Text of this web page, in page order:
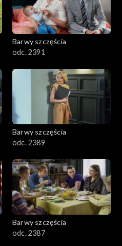
Barwy szczęścia
odc. 2391
Barwy szczęścia
odc. 2389
Barwy szczęścia
odc. 2387